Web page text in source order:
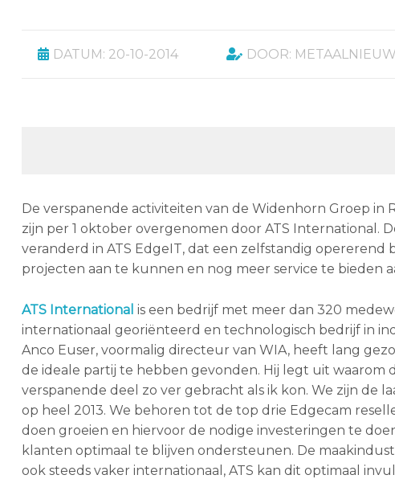
DATUM: 20-10-2014 DOOR:
De verspanende activiteiten van de Widenhorn Groep in
zijn per 1 oktober overgenomen door ATS International.
veranderd in ATS EdgeIT, dat een zelfstandig
projecten aan te kunnen en nog meer service te bieden
ATS International is een bedrijf met meer dan 320
internationaal georiënteerd en technologisch bedrijf in
Anco Euser, voormalig directeur van WIA, heeft lang
de ideale partij te hebben gevonden. Hij legt uit waarom
verspanende deel zo ver gebracht als ik kon. We zijn de
op heel 2013. We behoren tot de top drie Edgecam
doen groeien en hiervoor de nodige investeringen te
klanten optimaal te blijven ondersteunen. De
ook steeds vaker internationaal, ATS kan dit optimaal